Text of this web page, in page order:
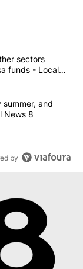
articles in the last
and 4 other
sectors
funds - Local
in every
and
News 8
by